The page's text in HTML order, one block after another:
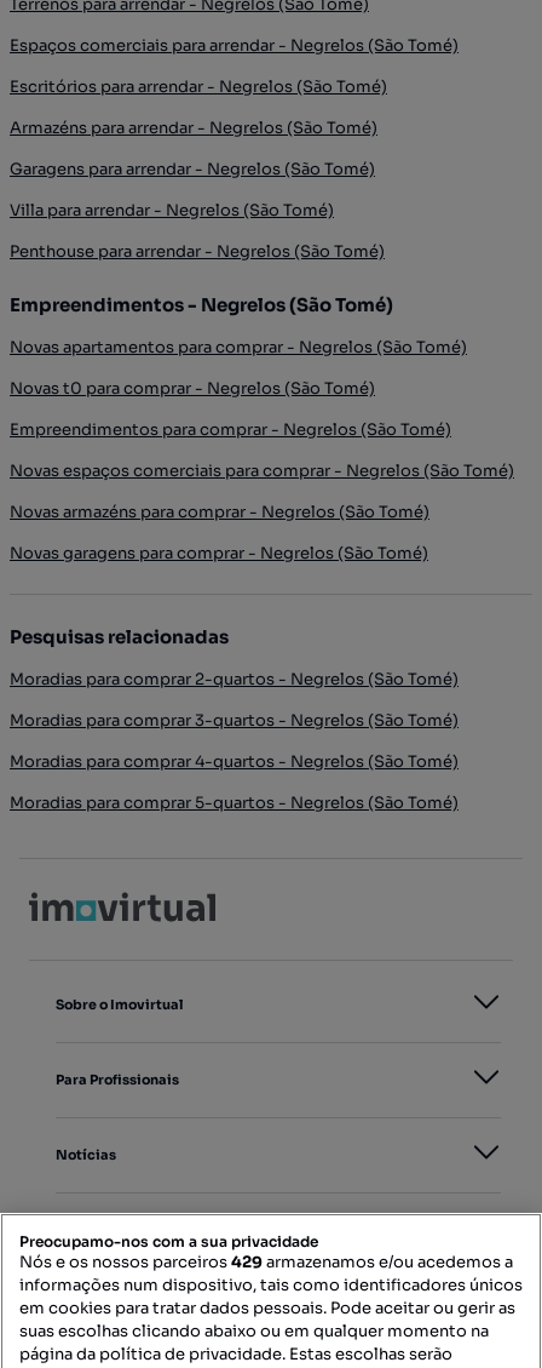
Terrenos para arrendar - Negrelos (São Tomé)
Espaços comerciais para arrendar - Negrelos (São Tomé)
Escritórios para arrendar - Negrelos (São Tomé)
Armazéns para arrendar - Negrelos (São Tomé)
Garagens para arrendar - Negrelos (São Tomé)
Villa para arrendar - Negrelos (São Tomé)
Penthouse para arrendar - Negrelos (São Tomé)
Empreendimentos - Negrelos (São Tomé)
Novas apartamentos para comprar - Negrelos (São Tomé)
Novas t0 para comprar - Negrelos (São Tomé)
Empreendimentos para comprar - Negrelos (São Tomé)
Novas espaços comerciais para comprar - Negrelos (São Tomé)
Novas armazéns para comprar - Negrelos (São Tomé)
Novas garagens para comprar - Negrelos (São Tomé)
Pesquisas relacionadas
Moradias para comprar 2-quartos - Negrelos (São Tomé)
Moradias para comprar 3-quartos - Negrelos (São Tomé)
Moradias para comprar 4-quartos - Negrelos (São Tomé)
Moradias para comprar 5-quartos - Negrelos (São Tomé)
Sobre o Imovirtual
Para Profissionais
Notícias
Mapa do Site
Preocupamo-nos com a sua privacidade
Nós e os nossos parceiros429armazenamos e/ou acedemos a
informações num dispositivo, tais como identificadores únicos
em cookies para tratar dados pessoais. Pode aceitar ou gerir as
suas escolhas clicando abaixo ou em qualquer momento na
página da política de privacidade. Estas escolhas serão